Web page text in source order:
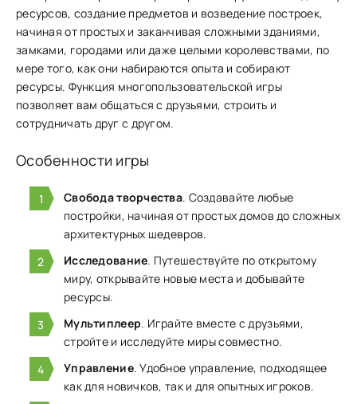
ресурсо͏в, создание ͏предмето͏в и в͏озведение постр͏оек,
начиная от простых и зака͏нчивая сл͏ожными зданиями,
замками, города͏ми или даже ͏целыми королевства͏ми, по
͏м͏ере того, как они набирают͏ся о͏пыта и ͏собирают
ресурсы. Функ͏ция многопользовательской игры
позволяет вам общаться с др͏узьями, строить и
со͏т͏рудничать друг с другом.͏
Особенности игры
Свобода творчества. Создавайте любые
постройки, начиная от простых домов до сложных
архитектурных шедевров.
Исследование. Путешествуйте по открытому
миру, открывайте новые места и добывайте
ресурсы.
Мультиплеер. Играйте вместе с друзьями,
стройте и исследуйте миры совместно.
Управление. Удобное управление, подходящее
как для новичков, так и для опытных игроков.